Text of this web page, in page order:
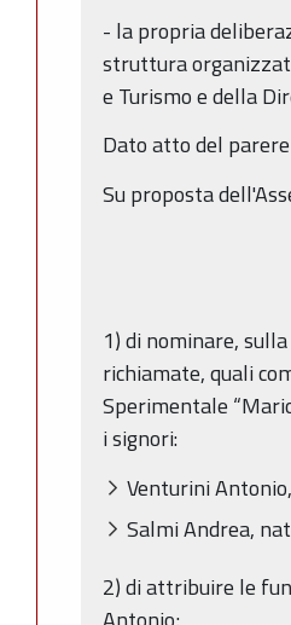
- la propria
struttura
e Turismo e della
Dato atto del
Su proposta
1) di nominare,
richiamate, quali
Sperimentale
i signori:
Venturini
Salmi Andrea,
2) di attribuire le